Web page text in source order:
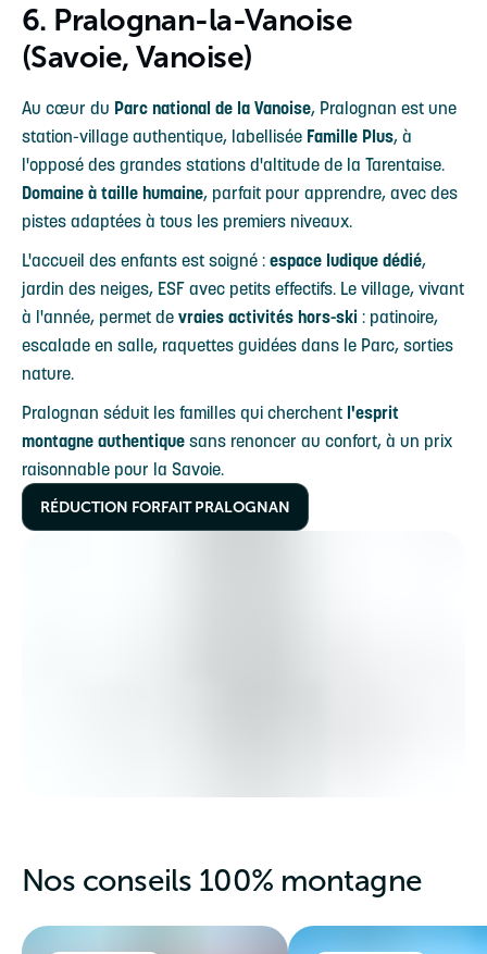
6. Pralognan-la-Vanoise
(Savoie, Vanoise)
Au cœur du Parc national de la Vanoise, Pralognan est une
station-village authentique, labellisée Famille Plus, à
l'opposé des grandes stations d'altitude de la Tarentaise.
Domaine à taille humaine, parfait pour apprendre, avec des
pistes adaptées à tous les premiers niveaux.
L'accueil des enfants est soigné : espace ludique dédié,
jardin des neiges, ESF avec petits effectifs. Le village, vivant
à l'année, permet de vraies activités hors-ski : patinoire,
escalade en salle, raquettes guidées dans le Parc, sorties
nature.
Pralognan séduit les familles qui cherchent l'esprit
montagne authentique sans renoncer au confort, à un prix
raisonnable pour la Savoie.
RÉDUCTION FORFAIT PRALOGNAN
Nos conseils 100% montagne